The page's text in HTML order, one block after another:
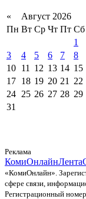
« Август 2026
Пн Вт Ср Чт Пт Сб
1
3
4 5 6 7 8
10 11 12 13 14 15
17 18 19 20 21 22
24 25 26 27 28 29
31
Реклама
КомиОнлайнЛента
«КомиОнлайн».
сфере связи,
Регистрационный